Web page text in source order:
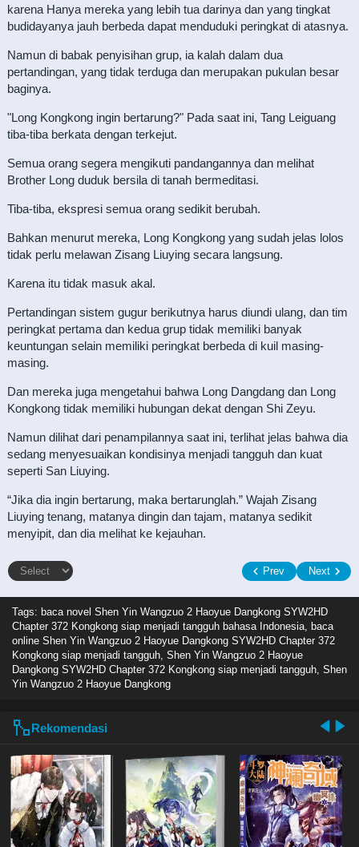
karena Hanya mereka yang lebih tua darinya dan yang tingkat
budidayanya jauh berbeda dapat menduduki peringkat di atasnya.
Namun di babak penyisihan grup, ia kalah dalam dua
pertandingan, yang tidak terduga dan merupakan pukulan besar
baginya.
"Long Kongkong ingin bertarung?" Pada saat ini, Tang Leiguang
tiba-tiba berkata dengan terkejut.
Semua orang segera mengikuti pandangannya dan melihat
Brother Long duduk bersila di tanah bermeditasi.
Tiba-tiba, ekspresi semua orang sedikit berubah.
Bahkan menurut mereka, Long Kongkong yang sudah jelas lolos
tidak perlu melawan Zisang Liuying secara langsung.
Karena itu tidak masuk akal.
Pertandingan sistem gugur berikutnya harus diundi ulang, dan tim
peringkat pertama dan kedua grup tidak memiliki banyak
keuntungan selain memiliki peringkat berbeda di kuil masing-
masing.
Dan mereka juga mengetahui bahwa Long Dangdang dan Long
Kongkong tidak memiliki hubungan dekat dengan Shi Zeyu.
Namun dilihat dari penampilannya saat ini, terlihat jelas bahwa dia
sedang menyesuaikan kondisinya menjadi tangguh dan kuat
seperti San Liuying.
“Jika dia ingin bertarung, maka bertarunglah.” Wajah Zisang
Liuying tenang, matanya dingin dan tajam, matanya sedikit
menyipit, dan dia melihat ke kejauhan.
Prev Next
Tags: baca novel Shen Yin Wangzuo 2 Haoyue Dangkong SYW2HD
Chapter 372 Kongkong siap menjadi tangguh bahasa Indonesia, baca
online Shen Yin Wangzuo 2 Haoyue Dangkong SYW2HD Chapter 372
Kongkong siap menjadi tangguh, Shen Yin Wangzuo 2 Haoyue
Dangkong SYW2HD Chapter 372 Kongkong siap menjadi tangguh, Shen
Yin Wangzuo 2 Haoyue Dangkong
Rekomendasi